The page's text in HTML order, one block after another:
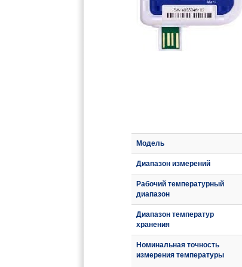
Модель
Диапазон измерений
Рабочий температурный
диапазон
Диапазон температур
хранения
Номинальная точность
измерения температуры